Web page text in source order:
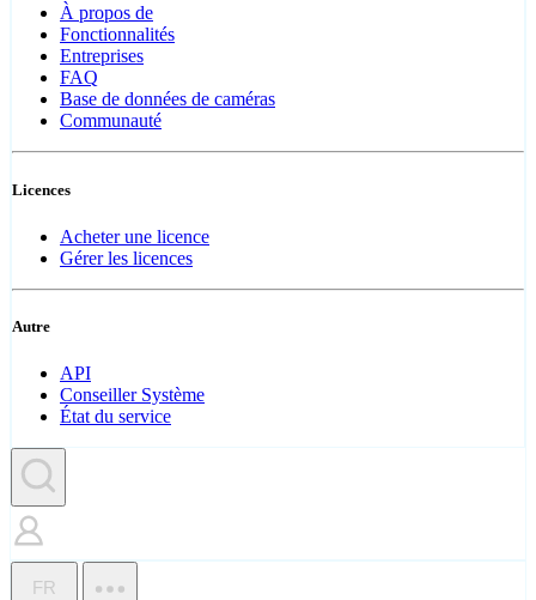
À propos de
Fonctionnalités
Entreprises
FAQ
Base de données de caméras
Communauté
Licences
Acheter une licence
Gérer les licences
Autre
API
Conseiller Système
État du service
FR